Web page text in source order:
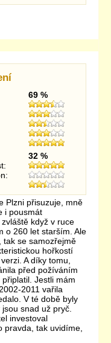
69 %
32 %
Plzni přisuzuje, mně
i pousmát
když v ruce
o 260 let starším. Ale
tak se samozřejmě
hořkostí
A díky tomu,
před požíváním
Jestli mám
2011 vařila
V té době byly
snad už pryč.
investoval
pravda, tak uvidíme,